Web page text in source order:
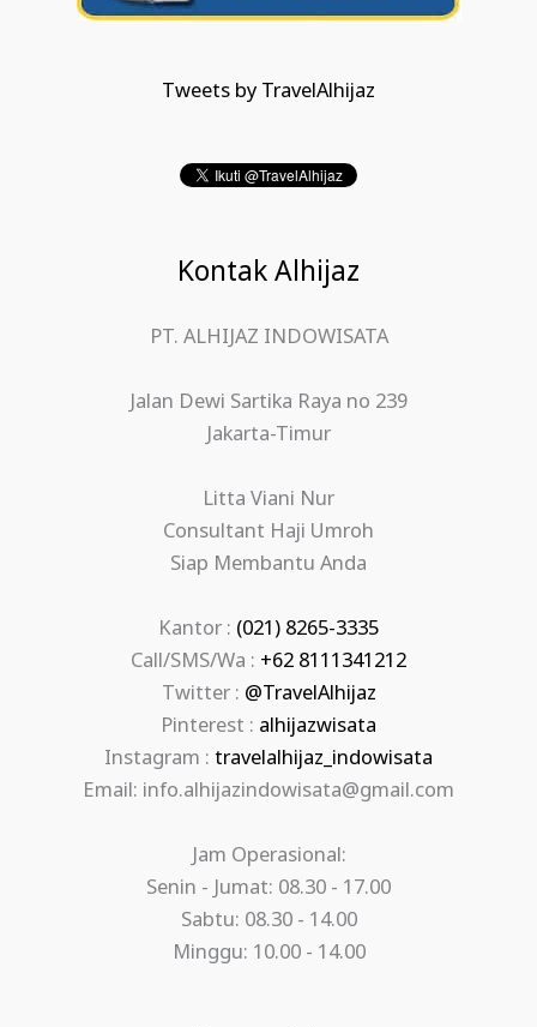
Tweets by TravelAlhijaz
Kontak Alhijaz
PT. ALHIJAZ INDOWISATA
Jalan Dewi Sartika Raya no 239
Jakarta-Timur
Litta Viani Nur
Consultant Haji Umroh
Siap Membantu Anda
Kantor : (021) 8265-3335
Call/SMS/Wa : +62 8111341212
Twitter : @TravelAlhijaz
Pinterest : alhijazwisata
Instagram : travelalhijaz_indowisata
Email: info.alhijazindowisata@gmail.com
Jam Operasional:
Senin - Jumat: 08.30 - 17.00
Sabtu: 08.30 - 14.00
Minggu: 10.00 - 14.00